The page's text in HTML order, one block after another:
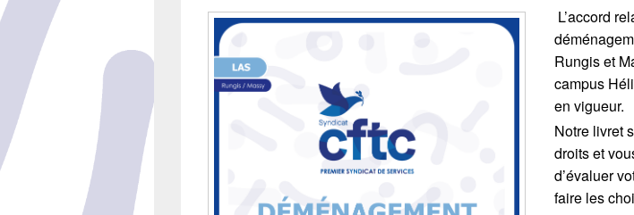
L’accord
Rungis et
campus
en vigueur.
Notre livret
droits et
d’évaluer
faire les